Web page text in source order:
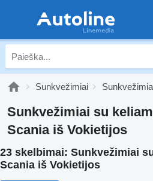
Sunkvežimiai
Sunkvežimiai su
Scania iš Vokietijos
23 skelbimai: Sunkvežimiai
Scania iš Vokietijos